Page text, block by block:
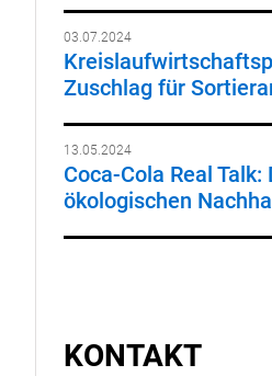
03.07.2024
Zuschlag für
13.05.2024
Coca-Cola Real
ökologischen
KONTAKT